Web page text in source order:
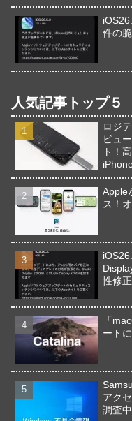
件の
人気記事トップ５
ロジ
ビュ
ト！
Apple
ス！
性修
「
ート
アク
調査中